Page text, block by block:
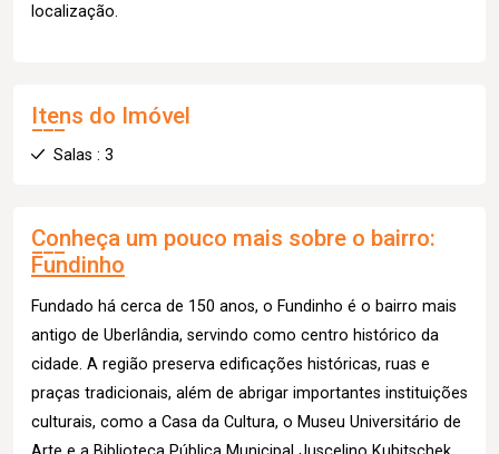
localização.
Itens do Imóvel
Salas : 3
Conheça um pouco mais sobre o bairro:
Fundinho
Fundado há cerca de 150 anos, o Fundinho é o bairro mais
antigo de Uberlândia, servindo como centro histórico da
cidade. A região preserva edificações históricas, ruas e
praças tradicionais, além de abrigar importantes instituições
culturais, como a Casa da Cultura, o Museu Universitário de